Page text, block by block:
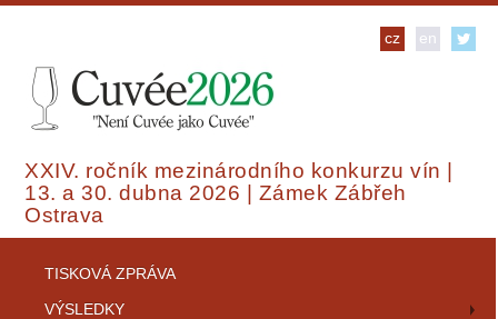
XXIV. ročník mezinárodního konkurzu vín |
13. a 30. dubna 2026 | Zámek Zábřeh
Ostrava
cz en
TISKOVÁ ZPRÁVA
VÝSLEDKY